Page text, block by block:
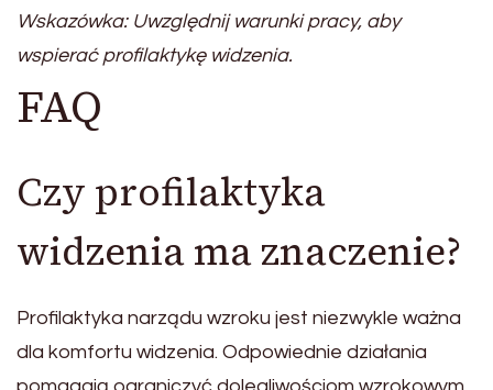
Wskazówka: Uwzględnij warunki pracy, aby
wspierać profilaktykę widzenia.
FAQ
Czy profilaktyka
widzenia ma znaczenie?
Profilaktyka narządu wzroku jest niezwykle ważna
dla komfortu widzenia. Odpowiednie działania
pomagają ograniczyć dolegliwościom wzrokowym.